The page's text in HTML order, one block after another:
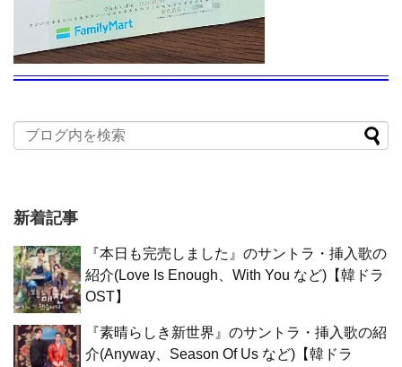
新着記事
『本日も完売しました』のサントラ・挿入歌の
紹介(Love Is Enough、With You など)【韓ドラ
OST】
『素晴らしき新世界』のサントラ・挿入歌の紹
介(Anyway、Season Of Us など)【韓ドラ